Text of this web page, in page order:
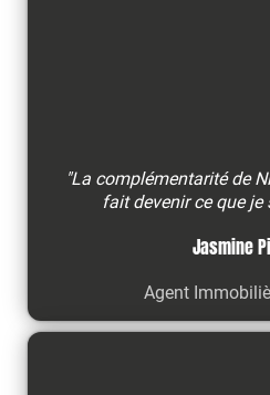
"La complémentarité de
fait devenir ce que
Jasmine
Agent